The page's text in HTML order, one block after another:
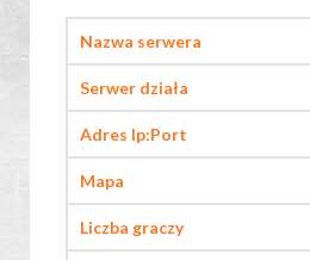
Nazwa serwera
Serwer działa
Adres Ip:Port
Mapa
Liczba graczy